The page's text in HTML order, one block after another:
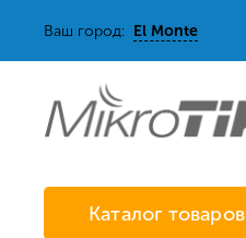
Ваш город: El Monte
Каталог товаров